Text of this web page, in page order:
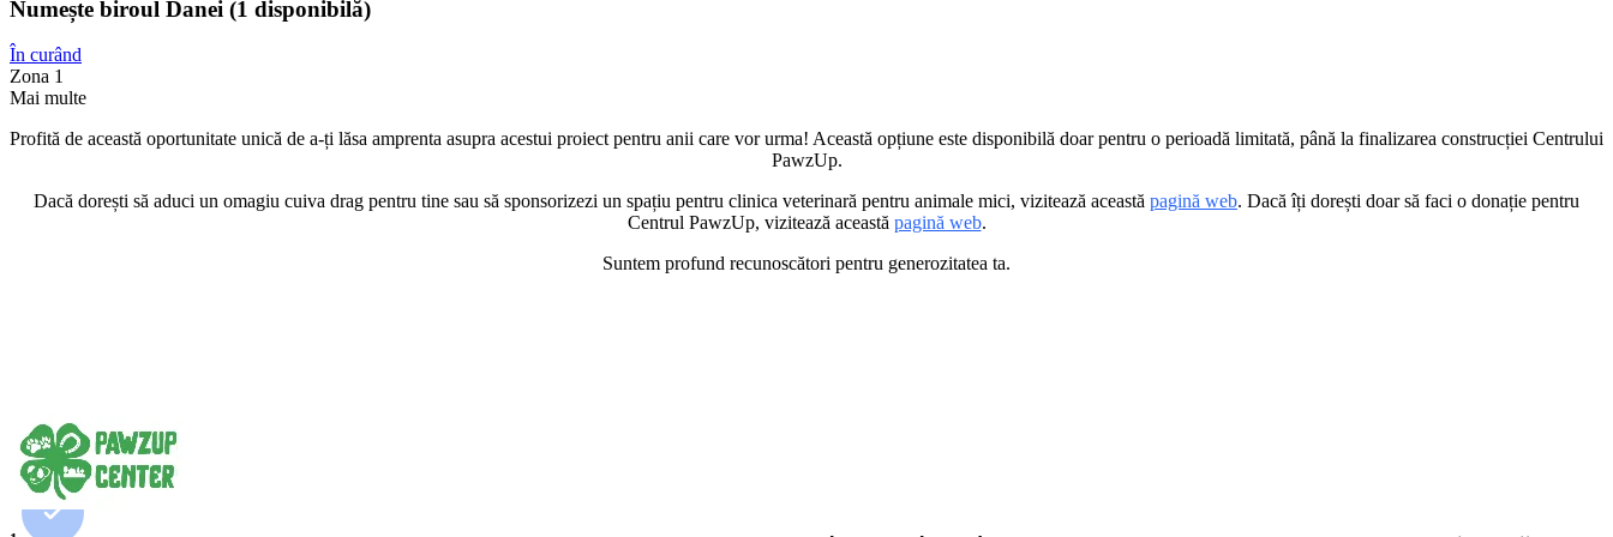
Numește biroul Danei (1 disponibilă)
În curând
Zona 1
Mai multe
Profită de această oportunitate unică de a-ți lăsa amprenta asupra acestui proiect pentru anii care vor urma! Această opțiune este disponibilă doar pentru o perioadă limitată, până la finalizarea construcției Centrului
PawzUp.
Dacă dorești să aduci un omagiu cuiva drag pentru tine sau să sponsorizezi un spațiu pentru clinica veterinară pentru animale mici, vizitează această pagină web. Dacă îți dorești doar să faci o donație pentru
Centrul PawzUp, vizitează această pagină web.
Suntem profund recunoscători pentru generozitatea ta.